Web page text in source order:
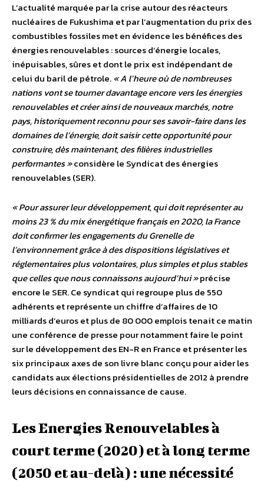
L’actualité marquée par la crise autour des réacteurs
nucléaires de Fukushima et par l’augmentation du prix des
combustibles fossiles met en évidence les bénéfices des
énergies renouvelables : sources d’énergie locales,
inépuisables, sûres et dont le prix est indépendant de
celui du baril de pétrole.« A l’heure où de nombreuses
nations vont se tourner davantage encore vers les énergies
renouvelables et créer ainsi de nouveaux marchés, notre
pays, historiquement reconnu pour ses savoir-faire dans les
domaines de l’énergie, doit saisir cette opportunité pour
construire, dès maintenant, des filières industrielles
performantes »considère le Syndicat des énergies
renouvelables (SER).
« Pour assurer leur développement, qui doit représenter au
moins 23 % du mix énergétique français en 2020, la France
doit confirmer les engagements du Grenelle de
l’environnement grâce à des dispositions législatives et
réglementaires plus volontaires, plus simples et plus stables
que celles que nous connaissons aujourd’hui »précise
encore le SER. Ce syndicat qui regroupe plus de 550
adhérents et représente un chiffre d’affaires de 10
milliards d’euros et plus de 80 000 emplois tenait ce matin
une conférence de presse pour notamment faire le point
sur le développement des EN-R en France et présenter les
six principaux axes de son livre blanc conçu pour aider les
candidats aux élections présidentielles de 2012 à prendre
leurs décisions en connaissance de cause.
Les Energies Renouvelables à
court terme (2020) et à long terme
(2050 et au-delà) : une nécessité